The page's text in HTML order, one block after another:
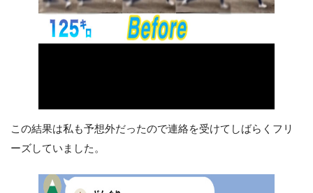
この結果は私も予想外だったので連絡を受けてしばらくフリ
ーズしていました。